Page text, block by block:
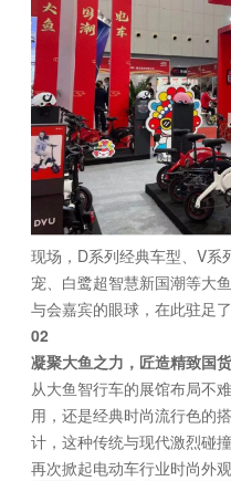
现场，D系列经典车型、V系
宠、白鹭超智慧新国潮等大
与会嘉宾的眼球，在此驻足了
02
凝聚大鱼之力，匠造精致国货
从大鱼智行车的展馆布局不
用，还是经典时尚流行色的
计，这种传统与现代激烈碰
再次掀起电动车行业时尚外